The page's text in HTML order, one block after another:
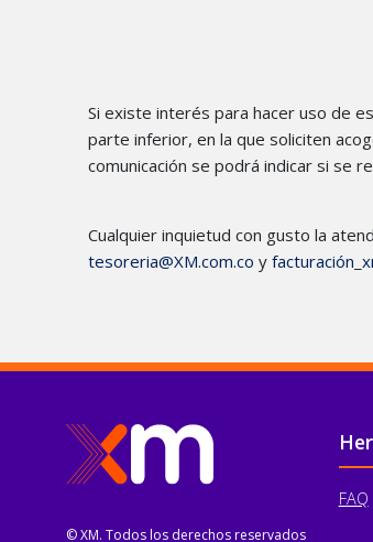
Si existe interés para hacer uso de
parte inferior, en la que soliciten
comunicación se podrá indicar si se
Cualquier inquietud con gusto la
tesoreria@XM.com.co y facturación
© XM. Todos los derechos reservados
Pie de
FAQ